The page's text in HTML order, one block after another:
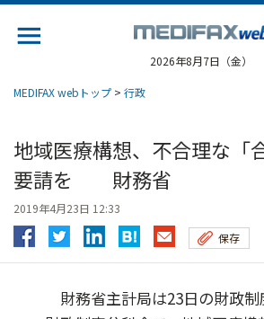
2026年8月7日（金）
MEDIFAX webトップ > 行政
地域医療構想、不合理な「
要請を 財務省
2019年4月23日 12:33
保存
財務省主計局は23日の財政制